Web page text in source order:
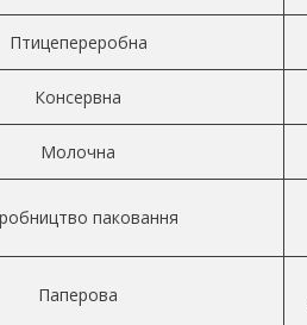
Птицепереробна
Консервна
Молочна
паковання
Паперова